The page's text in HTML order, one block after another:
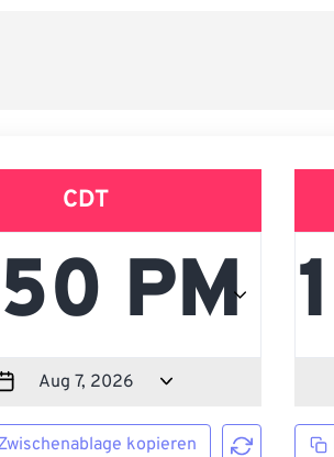
CDT
kopieren